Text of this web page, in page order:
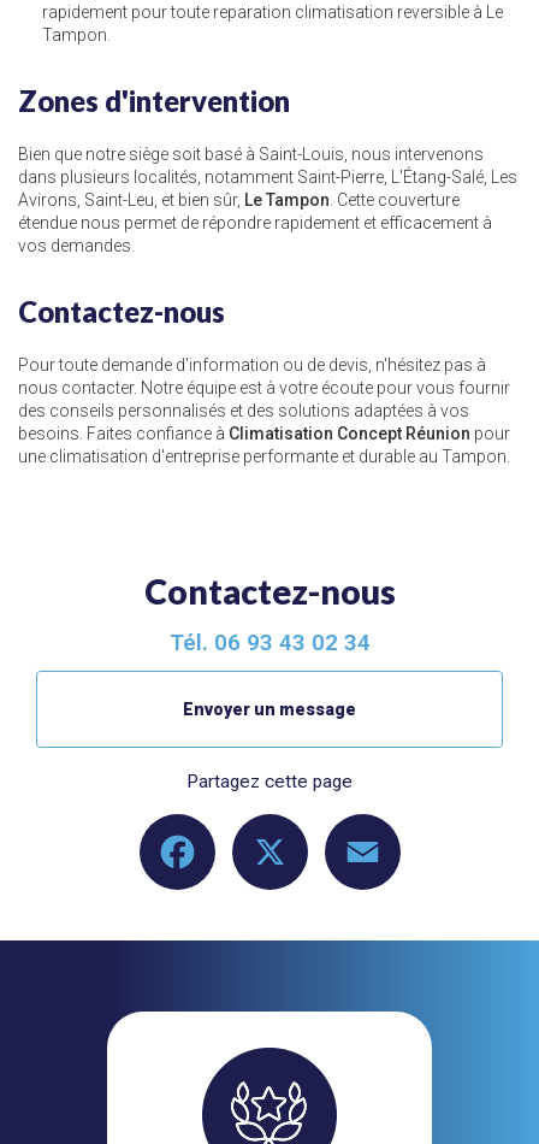
rapidement pour toute reparation climatisation reversible à Le
Tampon
Zones d'intervention
Bien que notre siège soit basé à Saint-Louis, nous intervenons
dans plusieurs localités, notamment Saint-Pierre, L'Étang-Salé, Les
Avirons, Saint-Leu, et bien sûr, Le Tampon . Cette couverture
étendue nous permet de répondre rapidement et efficacement à
vos demandes.
Contactez-nous
Pour toute demande d'information ou de devis, n'hésitez pas à
nous contacter. Notre équipe est à votre écoute pour vous fournir
des conseils personnalisés et des solutions adaptées à vos
besoins. Faites confiance à Climatisation Concept Réunion pour
une climatisation d'entreprise performante et durable au Tampon.
Contactez-nous
Tél. 06 93 43 02 34
Envoyer un message
Partagez cette page
Facebook